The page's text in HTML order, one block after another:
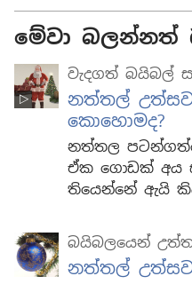
මේවා බලන්නත්
වැදගත් බයිබල්
නත්තල්
කොහොමද?
නත්තල
ඒක ගොඩක් අය
තියෙන්නේ ඇයි
බයිබලයෙන්
නත්තල්